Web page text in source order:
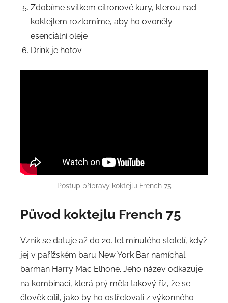
Zdobíme svitkem citronové kůry, kterou nad
koktejlem rozlomíme, aby ho ovoněly
esenciální oleje
Drink je hotov
Postup přípravy koktejlu French 75
Původ koktejlu French 75
Vznik se datuje až do 20. let minulého století, když
jej v pařížském baru New York Bar namíchal
barman Harry Mac Elhone. Jeho název odkazuje
na kombinaci, která prý měla takový říz, že se
člověk cítil, jako by ho ostřelovali z výkonného